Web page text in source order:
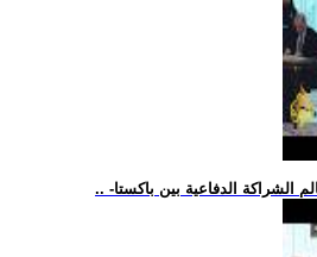
الشراكة الدفاعية بين باكستا